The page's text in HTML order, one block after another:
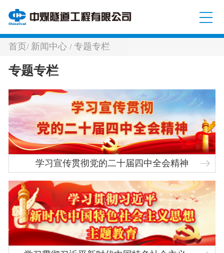
首页/ 新闻中心/专题专栏
专题专栏
学习宣传贯彻党的二十届四中全会精神